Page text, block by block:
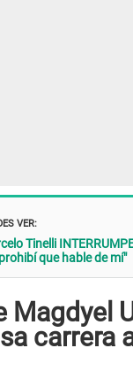
VER:
Tinelli
que hable de mí"
Magdyel
carrera